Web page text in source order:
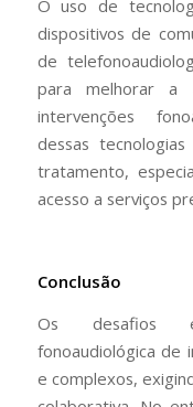
O uso de
dispositivos de
de
para melhorar a
intervenções
dessas
tratamento,
acesso a serviços
Conclusão
Os desafios
fonoaudiológica de
e complexos,